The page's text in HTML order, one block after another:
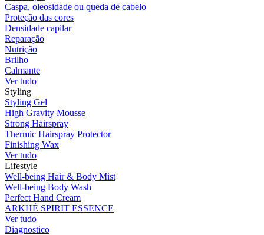
Caspa, oleosidade ou queda de cabelo
Proteção das cores
Densidade capilar
Reparação
Nutrição
Brilho
Calmante
Ver tudo
Styling
Styling Gel
High Gravity Mousse
Strong Hairspray
Thermic Hairspray Protector
Finishing Wax
Ver tudo
Lifestyle
Well-being Hair & Body Mist
Well-being Body Wash
Perfect Hand Cream
ARKHÉ SPIRIT ESSENCE
Ver tudo
Diagnostico